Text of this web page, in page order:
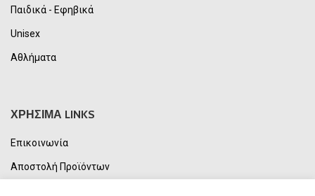
Παιδικά - Εφηβικά
Unisex
Αθλήματα
ΧΡΗΣΙΜΑ LINKS
Επικοινωνία
Αποστολή Προϊόντων